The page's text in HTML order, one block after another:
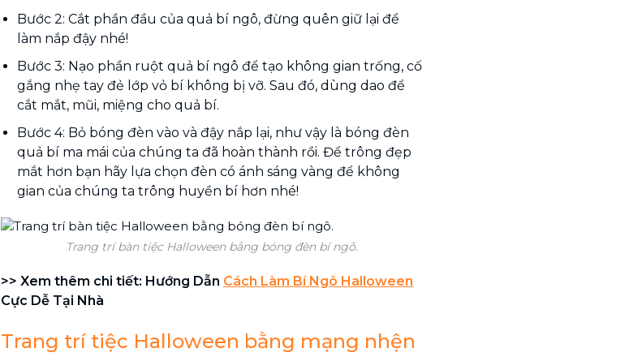
Bước 2: Cắt phần đầu của quả bí ngô, đừng quên giữ lại để
làm nắp đậy nhé!
Bước 3: Nạo phần ruột quả bí ngô để tạo không gian trống, cố
gắng nhẹ tay đẻ lớp vỏ bí không bị vỡ. Sau đó, dùng dao để
cắt mắt, mũi, miệng cho quả bí.
Bước 4: Bỏ bóng đèn vào và đậy nắp lại, như vậy là bóng đèn
quả bí ma mái của chúng ta đã hoàn thành rồi. Để trông đẹp
mắt hơn bạn hãy lựa chọn đèn có ánh sáng vàng để không
gian của chúng ta trông huyền bí hơn nhé!
Trang trí bàn tiệc Halloween bằng bóng đèn bí ngô.
>> Xem thêm chi tiết: Hướng Dẫn Cách Làm Bí Ngô Halloween
Cực Dễ Tại Nhà
Trang trí tiệc Halloween bằng mạng nhện